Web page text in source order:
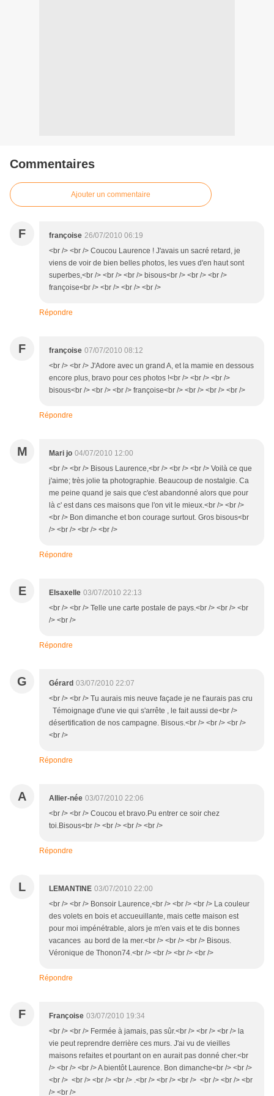
Commentaires
Ajouter un commentaire
F françoise 26/07/2010 06:19
<br /> <br /> Coucou Laurence ! J'avais un sacré retard, je
viens de voir de bien belles photos, les vues d'en haut sont
superbes,<br /> <br /> <br /> bisous<br /> <br /> <br />
françoise<br /> <br /> <br /> <br />
Répondre
F françoise 07/07/2010 08:12
<br /> <br /> J'Adore avec un grand A, et la mamie en dessous
encore plus, bravo pour ces photos !<br /> <br /> <br />
bisous<br /> <br /> <br /> françoise<br /> <br /> <br /> <br />
Répondre
M Mari jo 04/07/2010 12:00
<br /> <br /> Bisous Laurence,<br /> <br /> <br /> Voilà ce que
j'aime; très jolie ta photographie. Beaucoup de nostalgie. Ca
me peine quand je sais que c'est abandonné alors que pour
là c' est dans ces maisons que l'on vit le mieux.<br /> <br />
<br /> Bon dimanche et bon courage surtout. Gros bisous<br
/> <br /> <br /> <br />
Répondre
E Elsaxelle 03/07/2010 22:13
<br /> <br /> Telle une carte postale de pays.<br /> <br /> <br
/> <br />
Répondre
G Gérard 03/07/2010 22:07
<br /> <br /> Tu aurais mis neuve façade je ne t'aurais pas cru
Témoignage d'une vie qui s'arrête , le fait aussi de<br />
désertification de nos campagne. Bisous.<br /> <br /> <br />
<br />
Répondre
A Allier-née 03/07/2010 22:06
<br /> <br /> Coucou et bravo.Pu entrer ce soir chez
toi.Bisous<br /> <br /> <br /> <br />
Répondre
L LEMANTINE 03/07/2010 22:00
<br /> <br /> Bonsoir Laurence,<br /> <br /> <br /> La couleur
des volets en bois et accueuillante, mais cette maison est
pour moi impénétrable, alors je m'en vais et te dis bonnes
vacances au bord de la mer.<br /> <br /> <br /> Bisous.
Véronique de Thonon74.<br /> <br /> <br /> <br />
Répondre
F Françoise 03/07/2010 19:34
<br /> <br /> Fermée à jamais, pas sûr.<br /> <br /> <br /> la
vie peut reprendre derrière ces murs. J'ai vu de vieilles
maisons refaites et pourtant on en aurait pas donné cher.<br
/> <br /> <br /> A bientôt Laurence. Bon dimanche<br /> <br />
<br /> <br /> <br /> <br /> .<br /> <br /> <br /> <br /> <br /> <br
/> <br />